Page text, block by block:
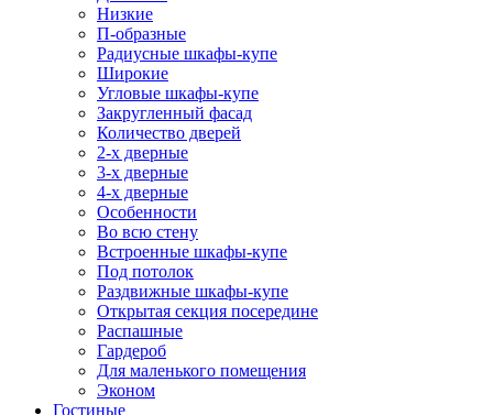
Низкие
П-образные
Радиусные шкафы-купе
Широкие
Угловые шкафы-купе
Закругленный фасад
Количество дверей
2-х дверные
3-х дверные
4-х дверные
Особенности
Во всю стену
Встроенные шкафы-купе
Под потолок
Раздвижные шкафы-купе
Открытая секция посередине
Распашные
Гардероб
Для маленького помещения
Эконом
Гостиные